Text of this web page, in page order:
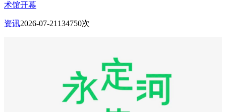
术馆开幕
资讯2026-07-21 134750次